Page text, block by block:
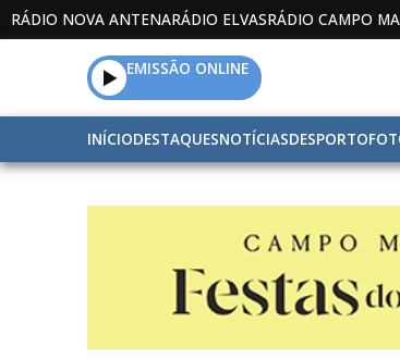
RÁDIO NOVA ANTENARÁDIO ELVASRÁDIO CAMPO
EMISSÃO ONLINE
INÍCIODESTAQUESNOTÍCIASDESPORTO